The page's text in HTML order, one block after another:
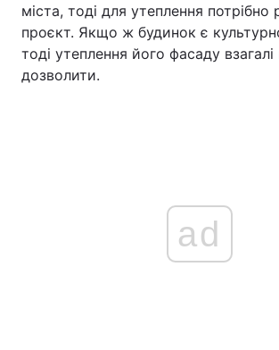
міста, тоді для утеплення потрібно
проєкт. Якщо ж будинок є
тоді утеплення його фасаду
дозволити.
ad